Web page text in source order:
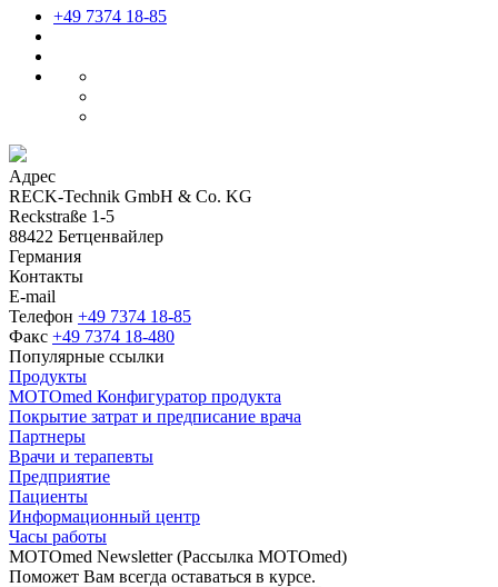
+49 7374 18-85
Адрес
RECK-Technik GmbH & Co. KG
Reckstraße 1-5
88422 Бетценвайлер
Германия
Контакты
E-mail
Телефон +49 7374 18-85
Факс +49 7374 18-480
Популярные ссылки
Продукты
MOTOmed Конфигуратор продукта
Покрытие затрат и предписание врача
Партнеры
Врачи и терапевты
Предприятие
Пациенты
Информационный центр
Часы работы
MOTOmed Newsletter (Рассылка MOTOmed)
Поможет Вам всегда оставаться в курсе.